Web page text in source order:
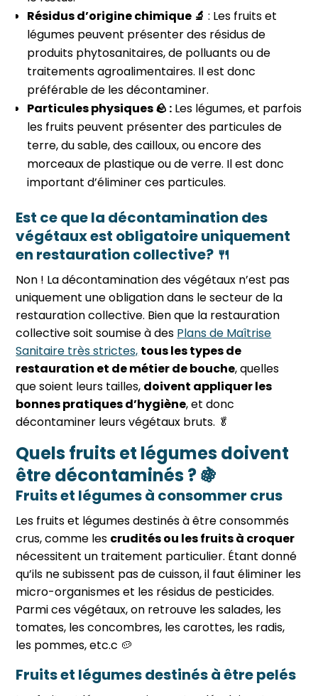
Résidus d’origine chimique 🔬 : Les fruits et
légumes peuvent présenter des résidus de
produits phytosanitaires, de polluants ou de
traitements agroalimentaires. Il est donc
préférable de les décontaminer.
Particules physiques 🪨 : Les légumes, et parfois
les fruits peuvent présenter des particules de
terre, du sable, des cailloux, ou encore des
morceaux de plastique ou de verre. Il est donc
important d’éliminer ces particules.
Est ce que la décontamination des
végétaux est obligatoire uniquement
en restauration collective? 🍴
Non ! La décontamination des végétaux n’est pas
uniquement une obligation dans le secteur de la
restauration collective. Bien que la restauration
collective soit soumise à des Plans de Maîtrise
Sanitaire très strictes, tous les types de
restauration et de métier de bouche, quelles
que soient leurs tailles, doivent appliquer les
bonnes pratiques d’hygiène, et donc
décontaminer leurs végétaux bruts. 🥬️
Quels fruits et légumes doivent
être décontaminés ? 🍇
Fruits et légumes à consommer crus
Les fruits et légumes destinés à être consommés
crus, comme les crudités ou les fruits à croquer
nécessitent un traitement particulier. Étant donné
qu’ils ne subissent pas de cuisson, il faut éliminer les
micro-organismes et les résidus de pesticides.
Parmi ces végétaux, on retrouve les salades, les
tomates, les concombres, les carottes, les radis,
les pommes, etc.c 🥔
Fruits et légumes destinés à être pelés